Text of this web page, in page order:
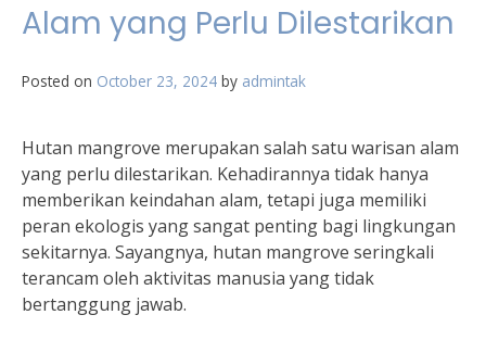
Alam yang Perlu Dilestarikan
Posted on October 23, 2024 by admintak
Hutan mangrove merupakan salah satu warisan alam
yang perlu dilestarikan. Kehadirannya tidak hanya
memberikan keindahan alam, tetapi juga memiliki
peran ekologis yang sangat penting bagi lingkungan
sekitarnya. Sayangnya, hutan mangrove seringkali
terancam oleh aktivitas manusia yang tidak
bertanggung jawab.